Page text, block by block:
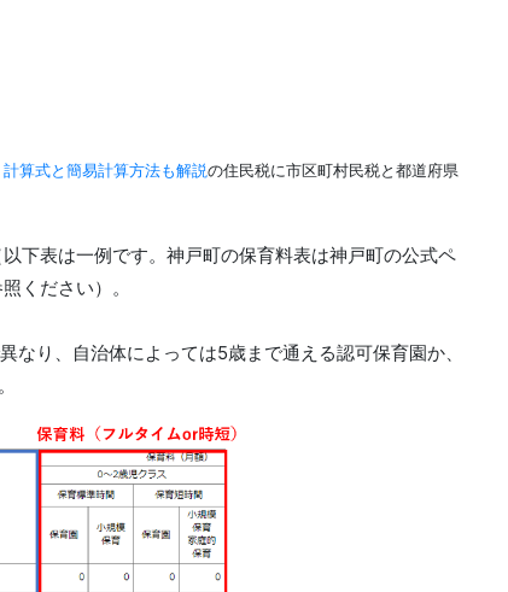
算式と簡易計算方法も解説の住民税に市区町村民税と都道府県
下表は一例です。神戸町の保育料表は神戸町の公式ペ
ください）。
り、自治体によっては5歳まで通える認可保育園か、